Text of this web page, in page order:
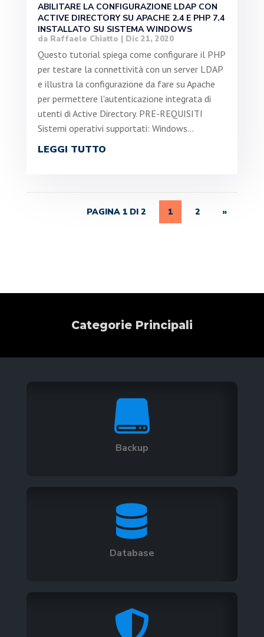
ABILITARE LA CONFIGURAZIONE LDAP CON
ACTIVE DIRECTORY SU APACHE 2.4 E PHP 7.4
INSTALLATO SU SISTEMA WINDOWS
da Raffaele Chiatto | Dic 21, 2020
Questo tutorial spiega come configurare il PHP
per testare la connettività con un server LDAP
e illustra la configurazione da fare su Apache
per permettere l'autenticazione integrata di
utenti di Active Directory. PRE-REQUISITI
Sistemi operativi supportati: Windows...
LEGGI TUTTO
PAGINA 1 DI 2 1 2 »
Categorie Principali

Backup

Database
